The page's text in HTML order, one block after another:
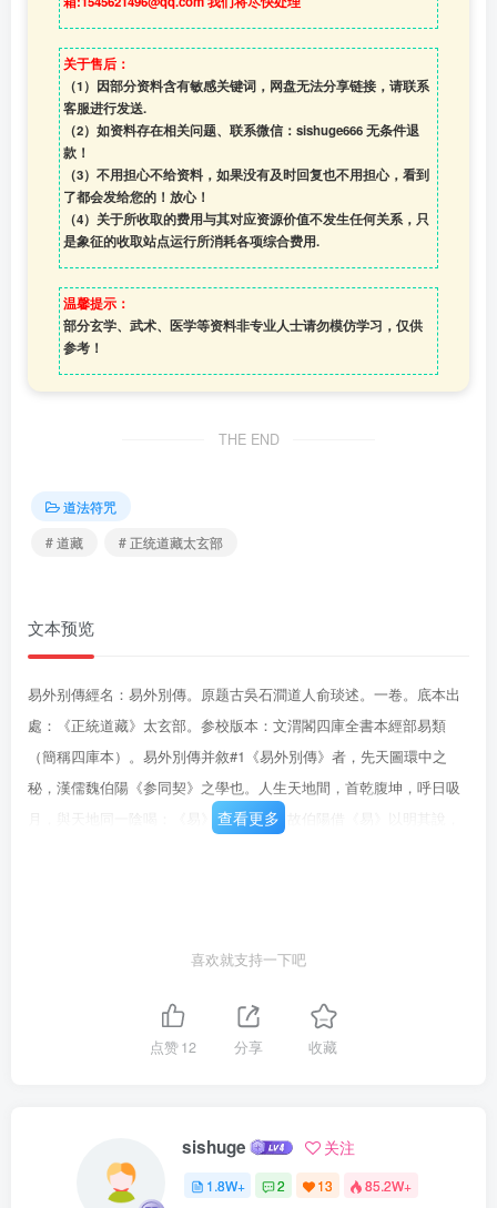
关于售后：
（1）因部分资料含有敏感关键词，网盘无法分享链接，请联系
客服进行发送.
（2）如资料存在相关问题、联系微信：sishuge666 无条件退
款！
（3） 不用担心不给资料，如果没有及时回复也不用担心，看到
了都会发给您的！放心！
（4） 关于所收取的费用与其对应资源价值不发生任何关系，只
是象征的收取站点运行所消耗各项综合费用.
温馨提示：
部分玄学、武术、医学等资料非专业人士请勿模仿学习，仅供
参考！
THE END
道法符咒
# 道藏
# 正统道藏太玄部
文本预览
易外别傳經名：易外別傳。原题古吳石澗道人俞琰述。一卷。底本出
處：《正統道藏》太玄部。参校版本：文渭閣四庫全書本經部易類
（簡稱四庫本）。易外別傳并敘#1《易外別傳》者，先天圖環中之
秘，漢儒魏伯陽《参同契》之學也。人生天地間，首乾腹坤，呼日吸
月，與天地同一陰喝：《易》以道陰陽，故伯陽借《易》以明其說，
反而求之吾身，則康節邵子所謂太極，所謂天根月窟，所謂三十六
宫，靡不備焉。是謂身中之《易》，今為圖如左，附以先儒之說，明
白無隱，一覽即見，識者當自知之。至元甲申八月望日，古吴石澗道
無。又云：乾遇巽時觀月窟，地逢雷處看天根。天根月窟閑來往，三
十六宫都是春。愚謂：月窟在上，天根在下，往來乎月窟、天根之問
查看更多
喜欢就支持一下吧
点赞12 分享 收藏
sishuge 关注
1.8W+ 2 13 85.2W+